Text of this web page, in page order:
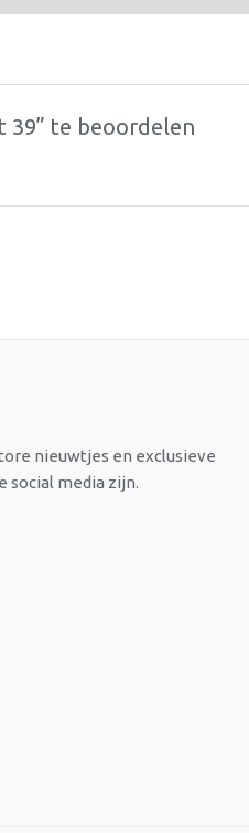
39” te beoordelen
nieuwtjes en exclusieve
social media zijn.